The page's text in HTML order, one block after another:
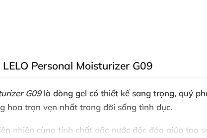
Personal Moisturizer G09
G09là dòng gel có thiết kế sang trọng, quý
hoa trọn vẹn nhất trong đời sống tình dục.
nhiên cùng tính chất gốc nước độc đáo giúp tạo